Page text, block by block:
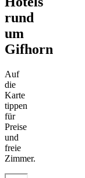
rund
um
Gifhorn
Auf
die
Karte
tippen
für
Preise
und
freie
Zimmer.